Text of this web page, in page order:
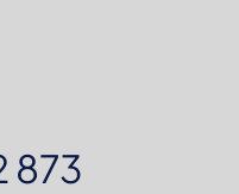
873